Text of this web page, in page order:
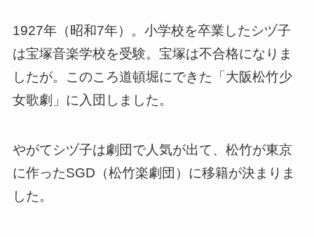
1927年（昭和7年）。小学校を卒業したシヅ子
は宝塚音楽学校を受験。宝塚は不合格になりま
したが。このころ道頓堀にできた「大阪松竹少
女歌劇」に入団しました。
やがてシヅ子は劇団で人気が出て、松竹が東京
に作ったSGD（松竹楽劇団）に移籍が決まりま
した。